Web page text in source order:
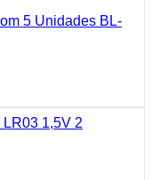
5 Unidades BL-